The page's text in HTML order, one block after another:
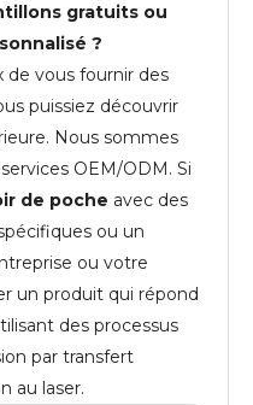
gratuits ou
?
de vous fournir des
puissiez découvrir
Nous sommes
OEM/ODM. Si
de poche avec des
ou un
ou votre
un produit qui répond
des processus
par transfert
au laser.